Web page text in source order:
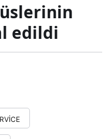
edildi